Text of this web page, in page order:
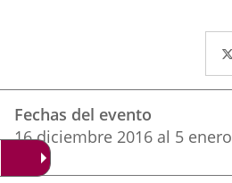
del
evento
Fechas del evento
16 diciembre 2016 al 5 enero